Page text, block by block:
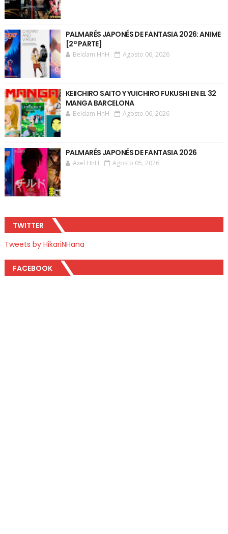
PALMARÉS JAPONÉS DE FANTASIA 2026: ANIME
[2ª PARTE]
Beldam HnH Agosto 06, 2026
KEIICHIRO SAITO Y YUICHIRO FUKUSHI EN EL 32
MANGA BARCELONA
Beldam HnH Agosto 06, 2026
PALMARÉS JAPONÉS DE FANTASIA 2026
Axel HnH Agosto 05, 2026
TWITTER
Tweets by HikariNHana
FACEBOOK